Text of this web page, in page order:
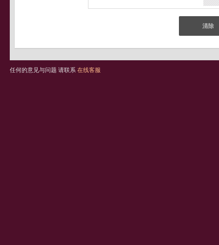
任何的意见与问题 请联系 在线客服